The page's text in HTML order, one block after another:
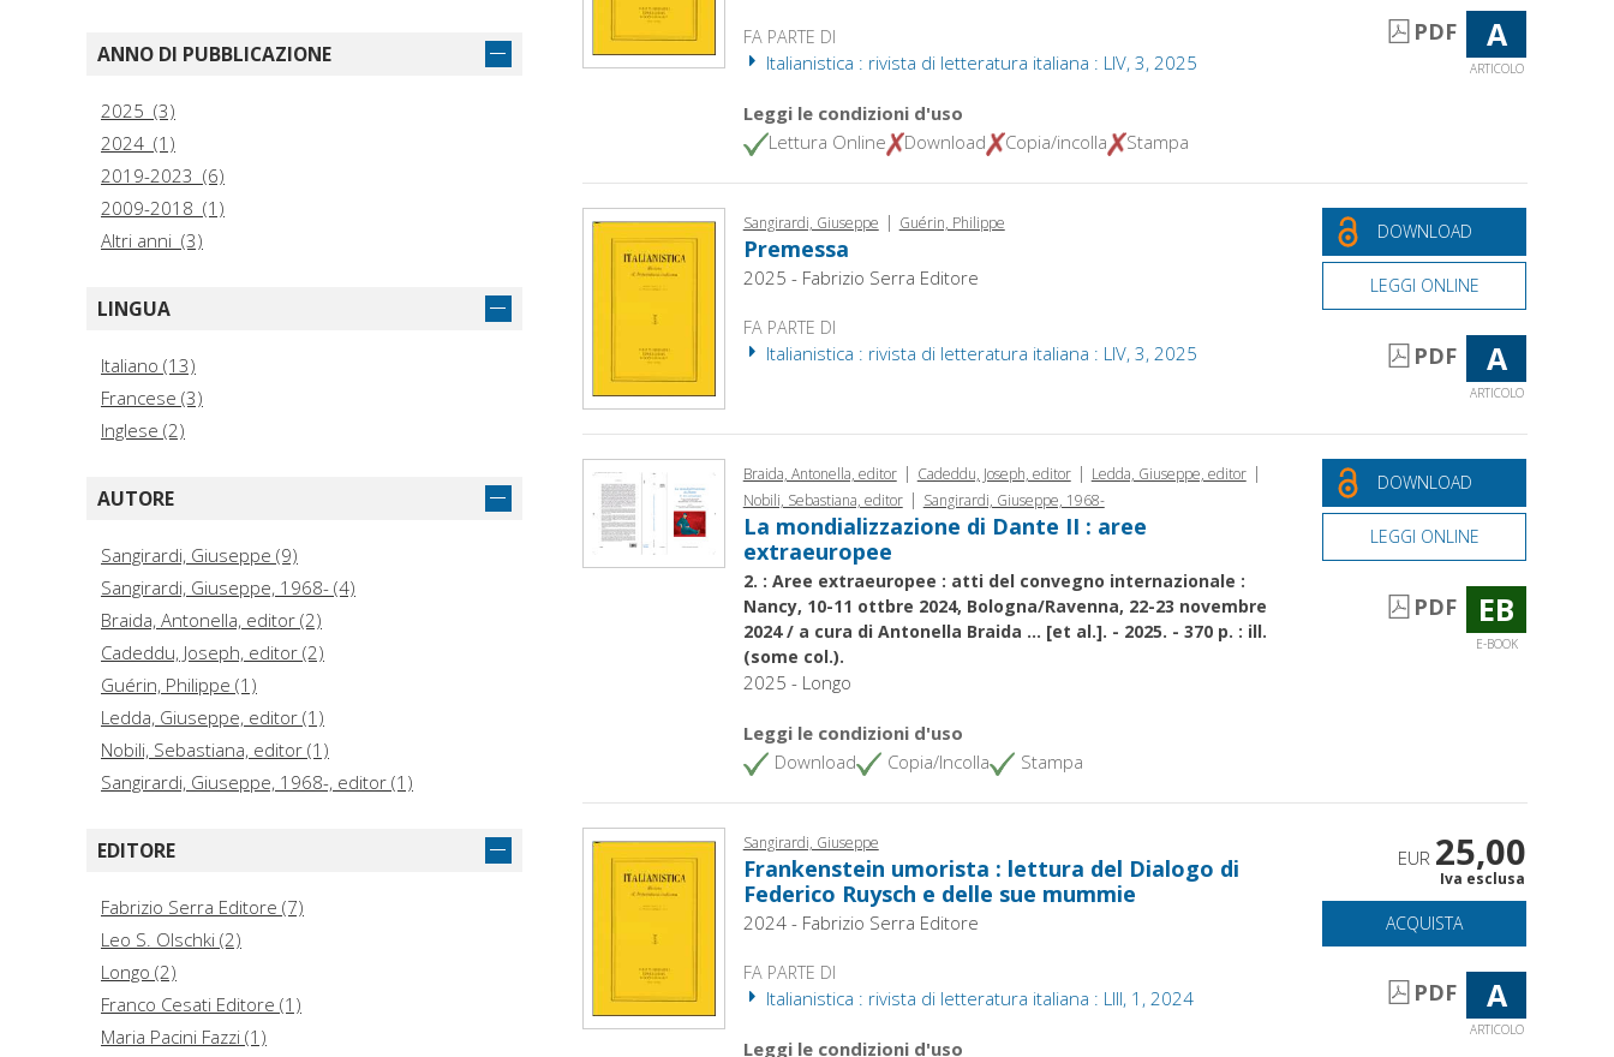
ANNO DI PUBBLICAZIONE
2025 (3)
2024 (1)
2019-2023 (6)
2009-2018 (1)
Altri anni (3)
LINGUA
Italiano (13)
Francese (3)
Inglese (2)
AUTORE
Sangirardi, Giuseppe (9)
Sangirardi, Giuseppe, 1968- (4)
Braida, Antonella, editor (2)
Cadeddu, Joseph, editor (2)
Guérin, Philippe (1)
Ledda, Giuseppe, editor (1)
Nobili, Sebastiana, editor (1)
Sangirardi, Giuseppe, 1968-, editor (1)
EDITORE
Fabrizio Serra Editore (7)
Leo S. Olschki (2)
Longo (2)
Franco Cesati Editore (1)
Maria Pacini Fazzi (1)
FA PARTE DI
Italianistica : rivista di letteratura italiana : LIV, 3, 2025
Leggi le condizioni d'uso
Lettura Online
Download Copia/incolla Stampa
PDF A
ARTICOLO
Sangirardi, Giuseppe | Guérin, Philippe
Premessa
2025 - Fabrizio Serra Editore
FA PARTE DI
Italianistica : rivista di letteratura italiana : LIV, 3, 2025
DOWNLOAD
LEGGI ONLINE
PDF A
ARTICOLO
Braida, Antonella, editor | Cadeddu, Joseph, editor | Ledda, Giuseppe, editor |
Nobili, Sebastiana, editor | Sangirardi, Giuseppe, 1968-
La mondializzazione di Dante II : aree
extraeuropee
2. : Aree extraeuropee : atti del convegno internazionale :
Nancy, 10-11 ottbre 2024, Bologna/Ravenna, 22-23 novembre
2024 / a cura di Antonella Braida ... [et al.]. - 2025. - 370 p. : ill.
(some col.).
2025 - Longo
Leggi le condizioni d'uso
Download
Copia/Incolla Stampa
DOWNLOAD
LEGGI ONLINE
PDF EB
E-BOOK
Sangirardi, Giuseppe
Frankenstein umorista : lettura del Dialogo di
Federico Ruysch e delle sue mummie
2024 - Fabrizio Serra Editore
FA PARTE DI
Italianistica : rivista di letteratura italiana : LIII, 1, 2024
Leggi le condizioni d'uso
EUR 25,00
Iva esclusa
ACQUISTA
PDF A
ARTICOLO